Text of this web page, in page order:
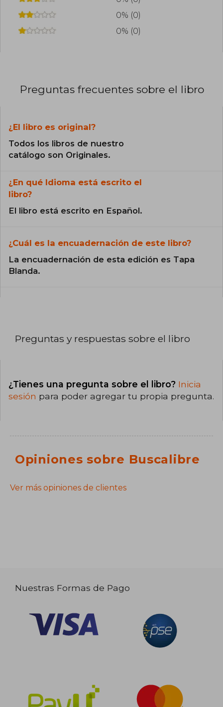
0% (0)
0% (0)
Preguntas frecuentes sobre el libro
¿El libro es original?
Todos los libros de nuestro
catálogo son Originales.
¿En qué Idioma está escrito el
libro?
El libro está escrito en Español.
¿Cuál es la encuadernación de este libro?
La encuadernación de esta edición es Tapa
Blanda.
Preguntas y respuestas sobre el libro
¿Tienes una pregunta sobre el libro? Inicia
sesión para poder agregar tu propia pregunta.
Opiniones sobre Buscalibre
Ver más opiniones de clientes
Nuestras Formas de Pago